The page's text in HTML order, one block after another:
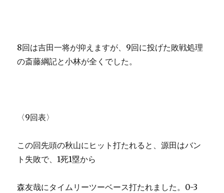
8回は吉田一将が抑えますが、9回に投げた敗戦処理
の斎藤綱記と小林が全くでした。
〈9回表〉
この回先頭の秋山にヒット打たれると、源田はバン
ト失敗で、1死1塁から
森友哉にタイムリーツーベース打たれました。0-3